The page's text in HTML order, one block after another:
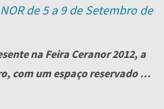
de 5 a 9 de Setembro de
na Feira Ceranor 2012, a
com um espaço reservado no